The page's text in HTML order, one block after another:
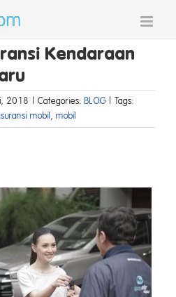
Kendaraan
2018 | Categories: BLOG | Tags:
mobil, mobil